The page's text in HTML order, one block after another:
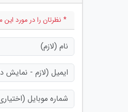
* نظرتان را در مورد این